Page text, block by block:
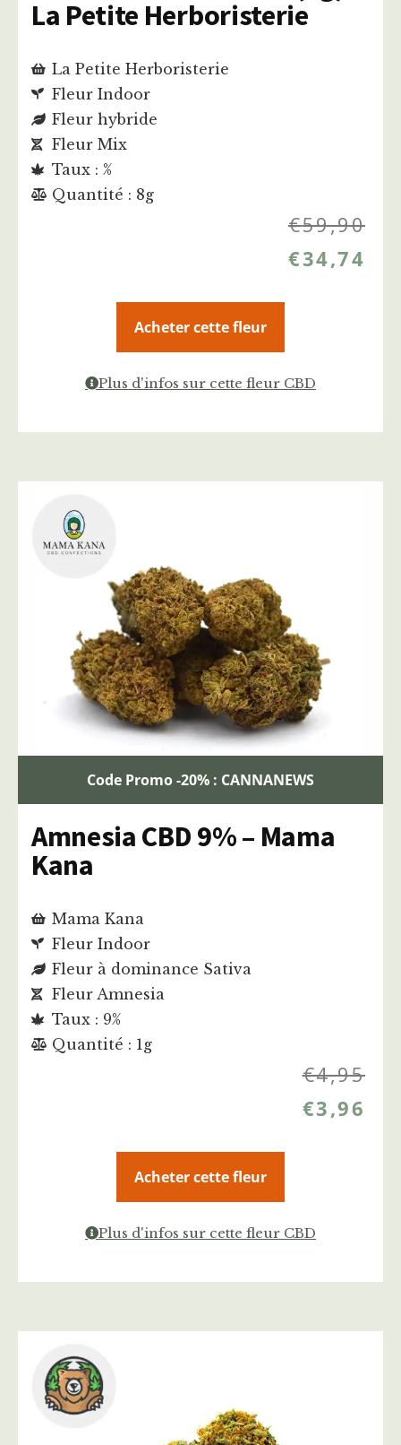
La Petite Herboristerie
La Petite Herboristerie
Fleur Indoor
Fleur hybride
Fleur Mix
Taux : %
Quantité : 8g
€59,90
€34,74
Acheter cette fleur
Plus d'infos sur cette fleur CBD
Code Promo -20% : CANNANEWS
Amnesia CBD 9% – Mama
Kana
Mama Kana
Fleur Indoor
Fleur à dominance Sativa
Fleur Amnesia
Taux : 9%
Quantité : 1g
€4,95
€3,96
Acheter cette fleur
Plus d'infos sur cette fleur CBD